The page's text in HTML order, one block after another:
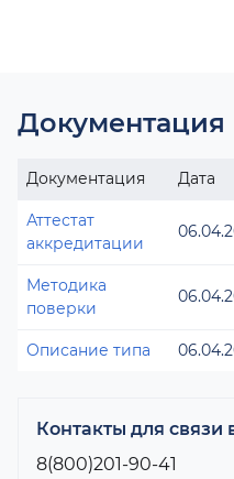
Документация
Документация Дата
Аттестат
аккредитации
Методика
поверки
Описание типа
Контакты для связи
8(800)201-90-41